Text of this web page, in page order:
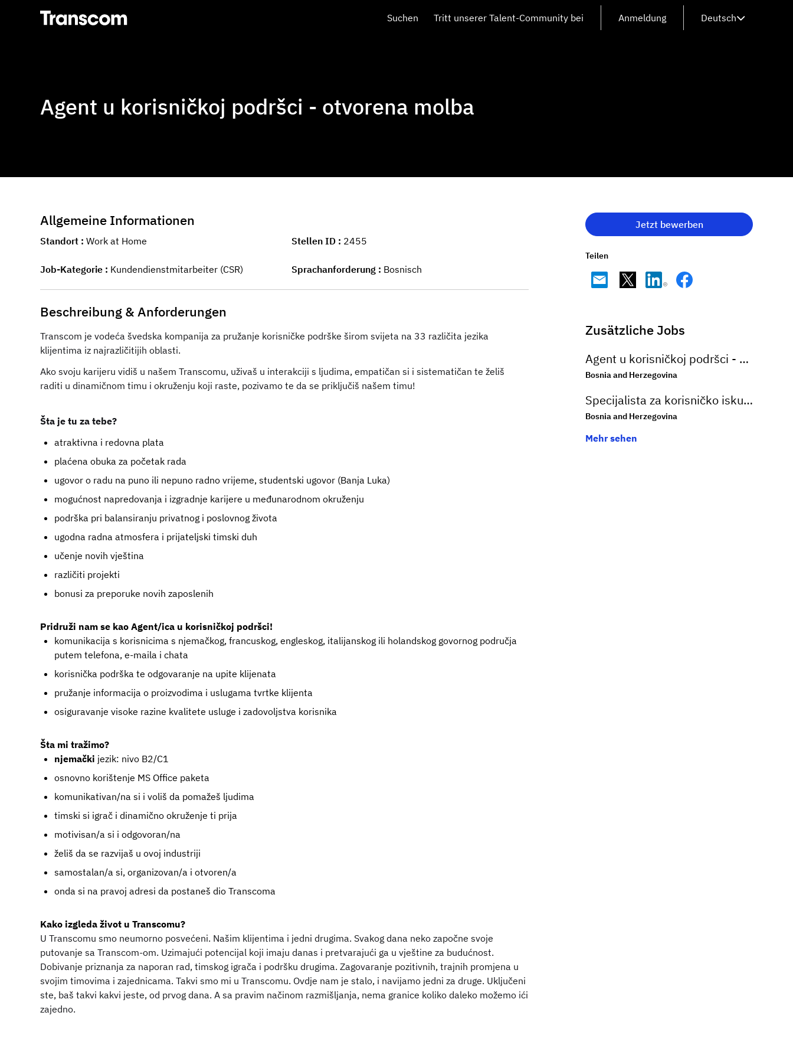
Transcom Suchen Tritt unserer Talent-Community bei Anmeldung Deutsch
Agent u korisničkoj podršci - otvorena molba
Allgemeine Informationen
Standort Work at Home Stellen ID 2455
Job-Kategorie Kundendienstmitarbeiter (CSR) Sprachanforderung Bosnisch
Beschreibung & Anforderungen
Transcom je vodeća švedska kompanija za pružanje korisničke podrške širom svijeta na 33 različita jezika
klijentima iz najrazličitijih oblasti.
Ako svoju karijeru vidiš u našem Transcomu, uživaš u interakciji s ljudima, empatičan si i sistematičan te želiš
raditi u dinamičnom timu i okruženju koji raste, pozivamo te da se priključiš našem timu!
Šta je tu za tebe?
atraktivna i redovna plata
plaćena obuka za početak rada
ugovor o radu na puno ili nepuno radno vrijeme, studentski ugovor (Banja Luka)
mogućnost napredovanja i izgradnje karijere u međunarodnom okruženju
podrška pri balansiranju privatnog i poslovnog života
ugodna radna atmosfera i prijateljski timski duh
učenje novih vještina
različiti projekti
bonusi za preporuke novih zaposlenih
Pridruži nam se kao Agent/ica u korisničkoj podršci!
komunikacija s korisnicima s njemačkog, francuskog, engleskog, italijanskog ili holandskog govornog područja
putem telefona, e-maila i chata
korisnička podrška te odgovaranje na upite klijenata
pružanje informacija o proizvodima i uslugama tvrtke klijenta
osiguravanje visoke razine kvalitete usluge i zadovoljstva korisnika
Šta mi tražimo?
njemački jezik: nivo B2/C1
osnovno korištenje MS Office paketa
komunikativan/na si i voliš da pomažeš ljudima
timski si igrač i dinamično okruženje ti prija
motivisan/a si i odgovoran/na
želiš da se razvijaš u ovoj industriji
samostalan/a si, organizovan/a i otvoren/a
onda si na pravoj adresi da postaneš dio Transcoma
Kako izgleda život u Transcomu?
U Transcomu smo neumorno posvećeni. Našim klijentima i jedni drugima. Svakog dana neko započne svoje
putovanje sa Transcom-om. Uzimajući potencijal koji imaju danas i pretvarajući ga u vještine za budućnost.
Dobivanje priznanja za naporan rad, timskog igrača i podršku drugima. Zagovaranje pozitivnih, trajnih promjena u
svojim timovima i zajednicama. Takvi smo mi u Transcomu. Ovdje nam je stalo, i navijamo jedni za druge. Uključeni
ste, baš takvi kakvi jeste, od prvog dana. A sa pravim načinom razmišljanja, nema granice koliko daleko možemo ići
zajedno.
Jetzt bewerben
Teilen
Zusätzliche Jobs
Agent u korisničkoj podršci - otvorena molba
Bosnia and Herzegovina
Specijalista za korisničko iskustvo u oblasti online bankarstva na njemačkom jeziku (m/ž)
Bosnia and Herzegovina
Mehr sehen